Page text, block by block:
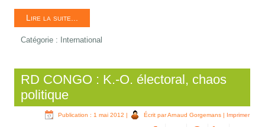
Lire la suite...
Catégorie : International
RD CONGO : K.-O. électoral, chaos
politique
Publication : 1 mai 2012 | Écrit par Arnaud Gorgemans | Imprimer